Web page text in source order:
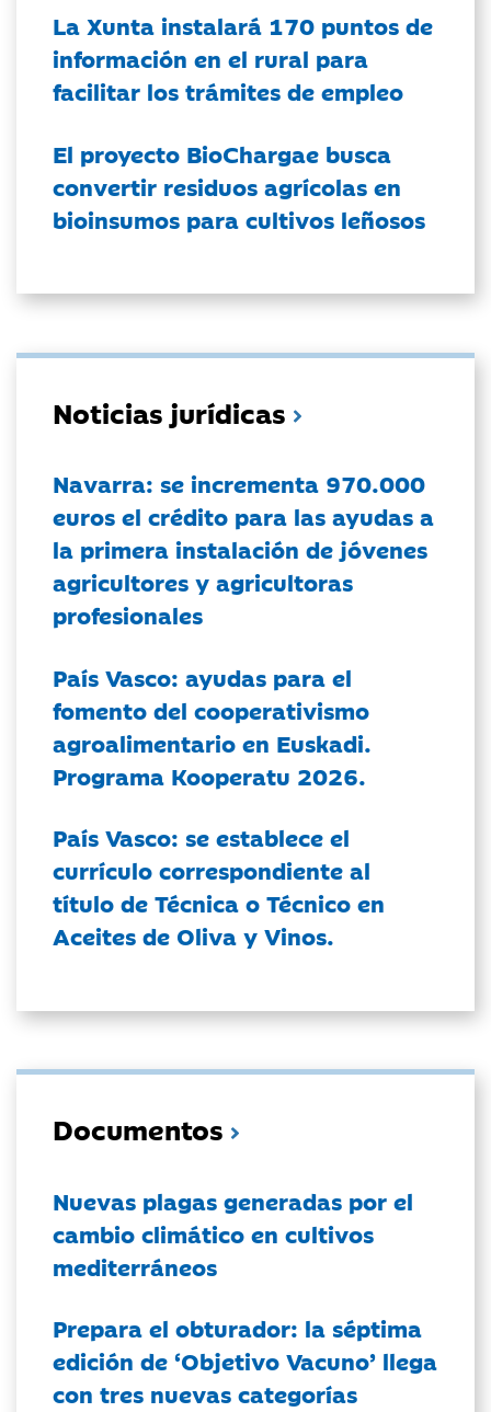
La Xunta instalará 170 puntos de
información en el rural para
facilitar los trámites de empleo
El proyecto BioChargae busca
convertir residuos agrícolas en
bioinsumos para cultivos leñosos
Noticias jurídicas
Navarra: se incrementa 970.000
euros el crédito para las ayudas a
la primera instalación de jóvenes
agricultores y agricultoras
profesionales
País Vasco: ayudas para el
fomento del cooperativismo
agroalimentario en Euskadi.
Programa Kooperatu 2026.
País Vasco: se establece el
currículo correspondiente al
título de Técnica o Técnico en
Aceites de Oliva y Vinos.
Documentos
Nuevas plagas generadas por el
cambio climático en cultivos
mediterráneos
Prepara el obturador: la séptima
edición de ‘Objetivo Vacuno’ llega
con tres nuevas categorías